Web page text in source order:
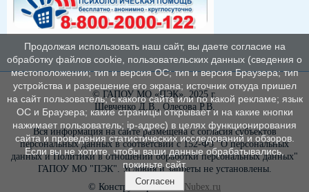
© ГАПОУ МО «ПЭК», 2025 г.
Шевченко Д.В., Олесова Р.В.
Вся информация на сайте размещена с согласия субъектов
персональных данных в соответсвии с 152-ФЗ "О персональных
данных и Политики в отношении обработки персональных данных"
ГАПОУ МО "ПЭК". Условия и запреты не установлены.
© Конструктор сайтов
Nubex.ru
Продолжая использовать наш сайт, вы даете согласие на
обработку файлов cookie, пользовательских данных (сведения о
местоположении; тип и версия ОС; тип и версия Браузера; тип
устройства и разрешение его экрана; источник откуда пришел
на сайт пользователь; с какого сайта или по какой рекламе; язык
ОС и Браузера; какие страницы открывает и на какие кнопки
нажимает пользователь; ip-адрес) в целях функционирования
сайта и проведения статистических исследований и обзоров.
Если вы не хотите, чтобы ваши данные обрабатывались,
покиньте сайт.
Согласен